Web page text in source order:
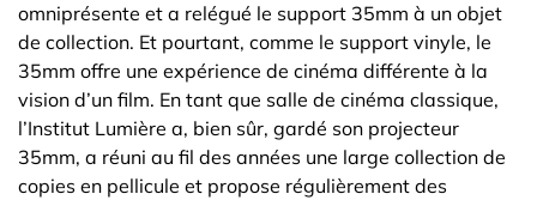
omniprésente et a relégué le support 35mm à un objet
de collection. Et pourtant, comme le support vinyle, le
35mm offre une expérience de cinéma différente à la
vision d’un film. En tant que salle de cinéma classique,
l’Institut Lumière a, bien sûr, gardé son projecteur
35mm, a réuni au fil des années une large collection de
copies en pellicule et propose régulièrement des